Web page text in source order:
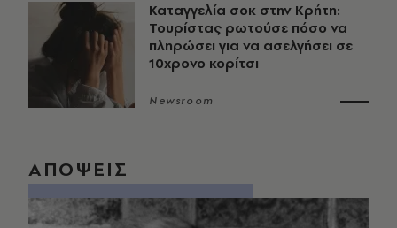
Καταγγελία σοκ στην Κρήτη:
Τουρίστας ρωτούσε πόσο να
πληρώσει για να ασελγήσει σε
10χρονο κορίτσι
Newsroom
ΑΠΟΨΕΙΣ